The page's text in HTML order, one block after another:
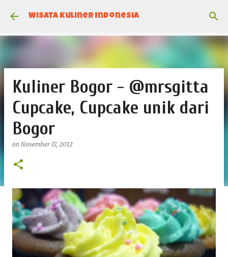
Skip to main content
Wisata Kuliner Indonesia
Kuliner Bogor - @mrsgitta
Cupcake, Cupcake unik dari
Bogor
on November 17, 2012